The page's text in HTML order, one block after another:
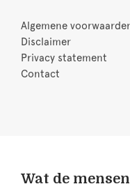
Algemene
Disclaimer
Privacy statement
Contact
Wat de